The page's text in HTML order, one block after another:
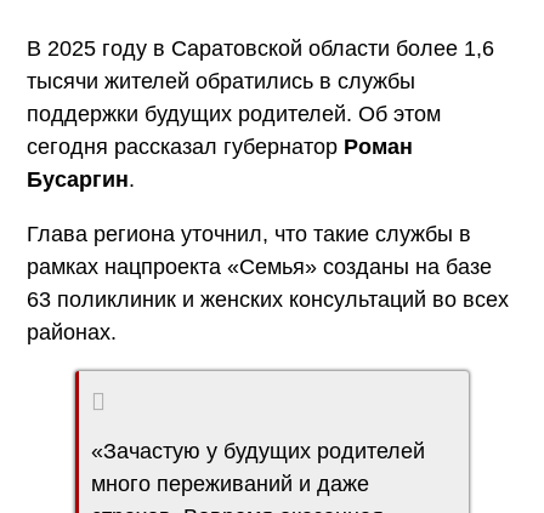
В 2025 году в Саратовской области более 1,6
тысячи жителей обратились в службы
поддержки будущих родителей. Об этом
сегодня рассказал губернатор Роман
Бусаргин.
Глава региона уточнил, что такие службы в
рамках нацпроекта «Семья» созданы на базе
63 поликлиник и женских консультаций во всех
районах.
«Зачастую у будущих родителей
много переживаний и даже